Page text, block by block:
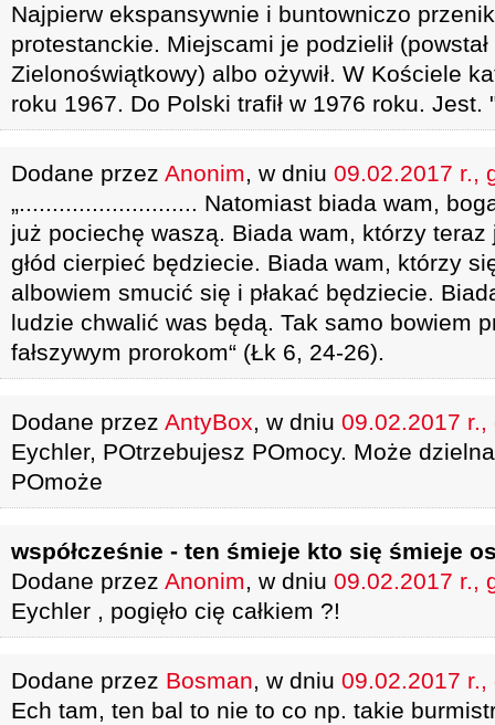
Najpierw ekspansywnie i buntowniczo
protestanckie. Miejscami je podzielił (powstał
Zielonoświątkowy) albo ożywił. W Kościele
roku 1967. Do Polski trafił w 1976 roku. Jest.
Dodane przez Anonim, w dniu 09.02.2017 r.,
„........................... Natomiast biada wam,
już pociechę waszą. Biada wam, którzy
głód cierpieć będziecie. Biada wam, którzy
albowiem smucić się i płakać będziecie.
ludzie chwalić was będą. Tak samo bowiem
fałszywym prorokom“ (Łk 6, 24-26).
Dodane przez AntyBox, w dniu 09.02.2017
Eychler, POtrzebujesz POmocy. Może
POmoże
współcześnie - ten śmieje kto się śmieje
Dodane przez Anonim, w dniu 09.02.2017 r.,
Eychler , pogięło cię całkiem ?!
Dodane przez Bosman, w dniu 09.02.2017
Ech tam, ten bal to nie to co np. takie